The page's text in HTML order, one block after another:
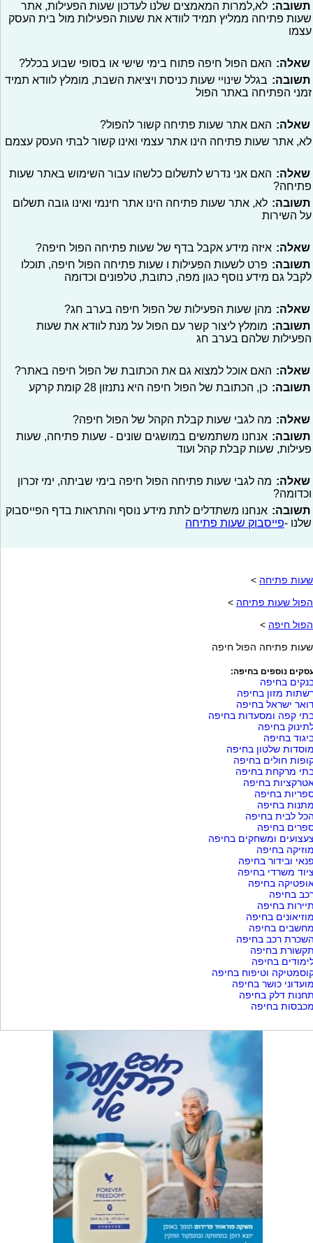
תשובה: לא,למרות המאמצים שלנו לעדכון שעות הפעילות, אתר
שעות פתיחה ממליץ תמיד לוודא את שעות הפעילות מול בית העסק
עצמו
שאלה: האם הפול חיפה פתוח בימי שישי או בסופי שבוע בכלל?
תשובה: בגלל שינויי שעות כניסת ויציאת השבת, מומלץ לוודא תמיד
זמני הפתיחה באתר הפול
שאלה: האם אתר שעות פתיחה קשור להפול?
לא, אתר שעות פתיחה הינו אתר עצמי ואינו קשור לבתי העסק עצמם
שאלה: האם אני נדרש לתשלום כלשהו עבור השימוש באתר שעות
פתיחה?
תשובה: לא, אתר שעות פתיחה הינו אתר חינמי ואינו גובה תשלום
על השירות
שאלה: איזה מידע אקבל בדף של שעות פתיחה הפול חיפה?
תשובה: פרט לשעות הפעילות ו שעות פתיחה הפול חיפה, תוכלו
לקבל גם מידע נוסף כגון מפה, כתובת, טלפונים וכדומה
שאלה: מהן שעות הפעילות של הפול חיפה בערב חג?
תשובה: מומלץ ליצור קשר עם הפול על מנת לוודא את שעות
הפעילות שלהם בערב חג
שאלה: האם אוכל למצוא גם את הכתובת של הפול חיפה באתר?
תשובה: כן, הכתובת של הפול חיפה היא נתנזון 28 קומת קרקע
שאלה: מה לגבי שעות קבלת הקהל של הפול חיפה?
תשובה: אנחנו משתמשים במושגים שונים - שעות פתיחה, שעות
פעילות, שעות קבלת קהל ועוד
שאלה: מה לגבי שעות פתיחה הפול חיפה בימי שביתה, ימי זכרון
וכדומה?
תשובה: אנחנו משתדלים לתת מידע נוסף והתראות בדף הפייסבוק
שלנו -פייסבוק שעות פתיחה
שעות פתיחה >
הפול שעות פתיחה >
הפול חיפה >
שעות פתיחה הפול חיפה
נוספים בחיפה:
בחיפה
מזון בחיפה
ישראל בחיפה
קפה ומסעדות בחיפה
בחיפה
בחיפה
שלטון בחיפה
חולים בחיפה
מרקחת בחיפה
בחיפה
בחיפה
בחיפה
לבית בחיפה
בחיפה
ומשחקים בחיפה
בחיפה
ובידור בחיפה
משרדי בחיפה
בחיפה
בחיפה
בחיפה
בחיפה
בחיפה
רכב בחיפה
בחיפה
בחיפה
וטיפוח בחיפה
כושר בחיפה
דלק בחיפה
בחיפה